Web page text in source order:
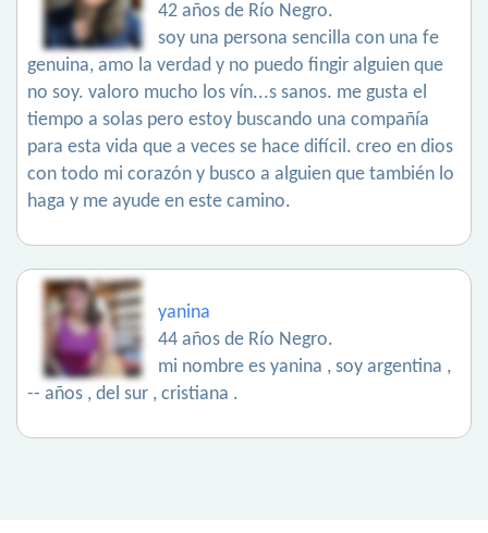
42 años de Río Negro.
soy una persona sencilla con una fe
genuina, amo la verdad y no puedo fingir alguien que
no soy. valoro mucho los vín...s sanos. me gusta el
tiempo a solas pero estoy buscando una compañía
para esta vida que a veces se hace difícil. creo en dios
con todo mi corazón y busco a alguien que también lo
haga y me ayude en este camino.
yanina
44 años de Río Negro.
mi nombre es yanina , soy argentina ,
-- años , del sur , cristiana .